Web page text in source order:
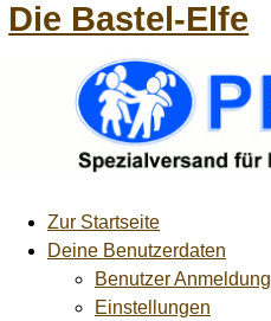
Die Bastel-Elfe
Zur Startseite
Deine Benutzerdaten
Benutzer Anmeldung
Einstellungen